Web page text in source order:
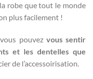
robe que tout le monde
plus facilement !
pouvez vous sentir
et les dentelles que
de l’accessoirisation.